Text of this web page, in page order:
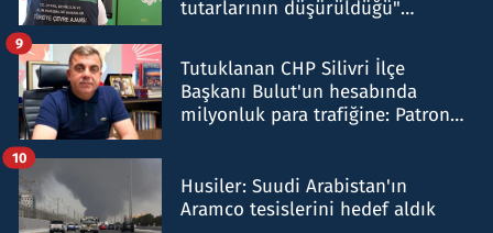
tutarlarının düşürüldüğü"
Tutuklanan CHP Silivri İlçe
Başkanı Bulut'un hesabında
milyonluk para trafiğine: Patron
9
Husiler: Suudi Arabistan'ın
Aramco tesislerini hedef aldık
10